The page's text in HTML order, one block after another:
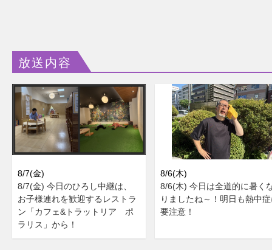
放送内容
8/7(金)
8/7(金) 今日のひろし中継は、
お子様連れを歓迎するレストラ
ン「カフェ&トラットリア ポ
ラリス」から！
8/6(木)
8/6(木) 今日は全道的に暑く
りましたね～！明日も熱中
要注意！